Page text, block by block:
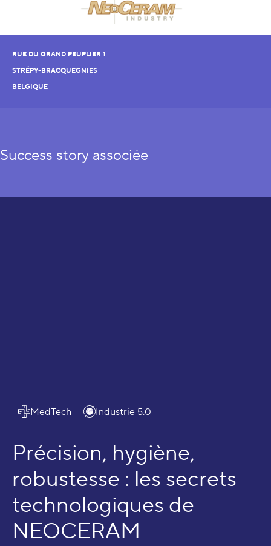
RUE DU GRAND PEUPLIER 1
STRÉPY-BRACQUEGNIES
BELGIQUE
Success story associée
Précision, hygiène,
robustesse : les secrets
technologiques de
NEOCERAM
Écosystèmes
MedTech Industrie 5.0